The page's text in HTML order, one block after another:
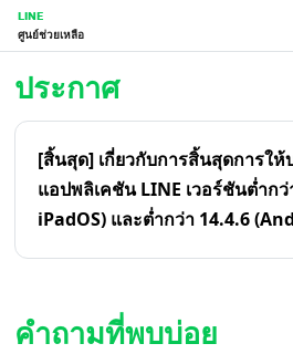
LINE
ศูนย์ช่วยเหลือ
ประกาศ
[สิ้นสุด] เกี่ยวกับการสิ้นสุดการให้
แอปพลิเคชัน LINE เวอร์ชันต่ำกว่
iPadOS) และต่ำกว่า 14.4.6
คำถามที่พบบ่อย